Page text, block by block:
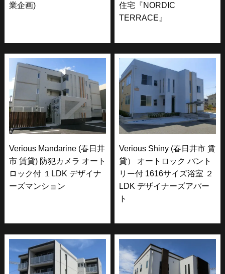
業企画)
住宅『NORDIC
TERRACE』
Verious Mandarine (春日井
市 賃貸) 防犯カメラ オート
ロック付 １LDK デザイナ
ーズマンション
Verious Shiny (春日井市 賃
貸） オートロック パント
リー付 1616サイズ浴室 ２
LDK デザイナーズアパー
ト